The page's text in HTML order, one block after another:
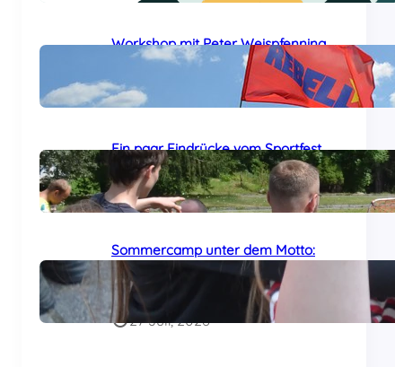
Workshop mit Peter Weispfenning
auf dem Sommercamp
29 Juli, 2026
Ein paar Eindrücke vom Sportfest
auf dem Sommercamp
29 Juli, 2026
Sommercamp unter dem Motto:
„Das Al-Awda-Krankenhaus wird
leben!“ am Samstag gestartet
27 Juli, 2026